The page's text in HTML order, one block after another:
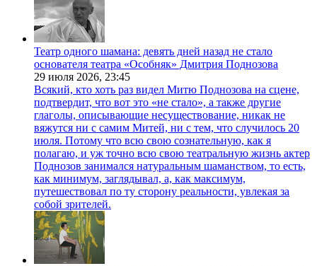
Театр одного шамана: девять дней назад не стало
основателя театра «Особняк» Дмитрия Поднозова
29 июля 2026, 23:45
Всякий, кто хоть раз видел Митю Поднозова на сцене,
подтвердит, что вот это «не стало», а также другие
глаголы, описывающие несуществование, никак не
вяжутся ни с самим Митей, ни с тем, что случилось 20
июля. Потому что всю свою сознательную, как я
полагаю, и уж точно всю свою театральную жизнь актер
Поднозов занимался натуральным шаманством, то есть,
как минимум, заглядывал, а, как максимум,
путешествовал по ту сторону реальности, увлекая за
собой зрителей.